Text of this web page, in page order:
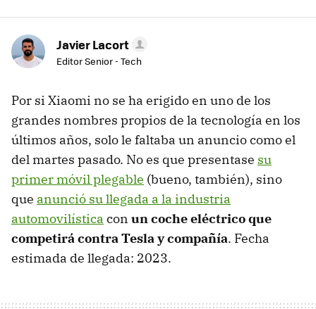
Javier Lacort
Editor Senior - Tech
Por si Xiaomi no se ha erigido en uno de los
grandes nombres propios de la tecnología en los
últimos años, solo le faltaba un anuncio como el
del martes pasado. No es que presentase su
primer móvil plegable (bueno, también), sino
que anunció su llegada a la industria
automovilística con un coche eléctrico que
competirá contra Tesla y compañía. Fecha
estimada de llegada: 2023.